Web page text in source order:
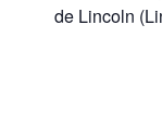
de Lincoln